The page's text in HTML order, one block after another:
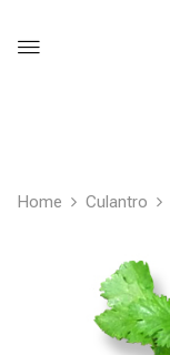
Home Culantro